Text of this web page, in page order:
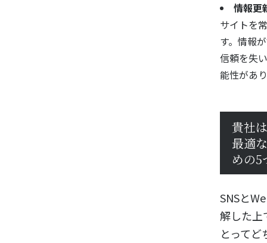
情報更
サイトを
す。情報
信頼を失
能性があ
貴社
最適
めの5
SNSと
解した上
とって